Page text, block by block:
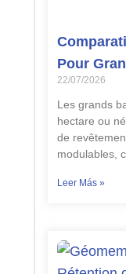
Pour
22/07/2026
Les grands
hectare ou
de
modulables,
Leer Más »